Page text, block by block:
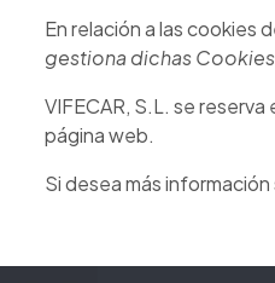
En relación a las cookies
gestiona dichas
VIFECAR, S.L. se
página web.
Si desea más